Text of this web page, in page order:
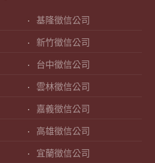
基隆徵信公司
新竹徵信公司
台中徵信公司
雲林徵信公司
嘉義徵信公司
高雄徵信公司
宜蘭徵信公司